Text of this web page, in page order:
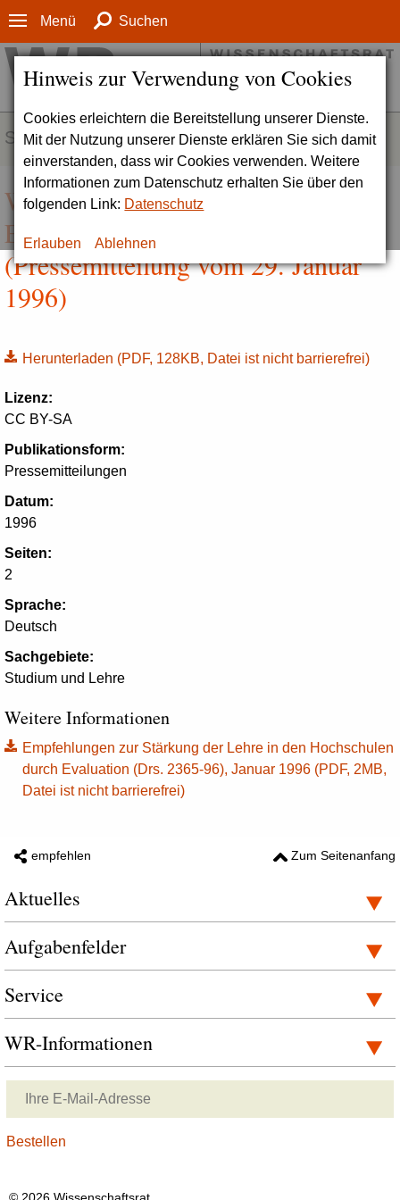
Hinweis zur Verwendung von Cookies
Cookies erleichtern die Bereitstellung unserer Dienste.
Mit der Nutzung unserer Dienste erklären Sie sich damit
einverstanden, dass wir Cookies verwenden. Weitere
Informationen zum Datenschutz erhalten Sie über den
folgenden Link: Datenschutz
Erlauben Ablehnen
Menü Suchen
SERVICE
Wissenschaftsrat empfiehlt
Evaluation der Hochschullehre
(Pressemitteilung vom 29. Januar
1996)
Herunterladen (PDF, 128KB, Datei ist nicht barrierefrei)
Lizenz:
CC BY-SA
Publikationsform:
Pressemitteilungen
Datum:
1996
Seiten:
2
Sprache:
Deutsch
Sachgebiete:
Studium und Lehre
Weitere Informationen
Empfehlungen zur Stärkung der Lehre in den Hochschulen
durch Evaluation (Drs. 2365-96), Januar 1996 (PDF, 2MB,
Datei ist nicht barrierefrei)
empfehlen Zum Seitenanfang
Aktuelles
Aufgabenfelder
Service
WR-Informationen